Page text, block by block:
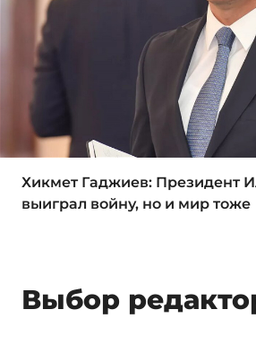
Хикмет Гаджиев: Президент
выиграл войну, но и мир тоже
Выбор